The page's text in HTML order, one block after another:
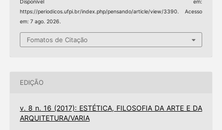
Disponível em:
https://periodicos.ufpi.br/index.php/pensando/article/view/3390. Acesso
em: 7 ago. 2026.
Fomatos de Citação
EDIÇÃO
v. 8 n. 16 (2017): ESTÉTICA, FILOSOFIA DA ARTE E DA
ARQUITETURA/VARIA